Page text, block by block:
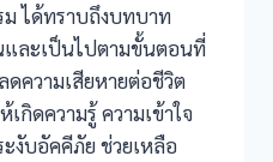
ม ได้ทราบถึงบทบาท
ละเป็นไปตามขั้นตอนที่
ความเสียหายต่อชีวิต
กิดความรู้ ความเข้าใจ
งับอัคคีภัย ช่วยเหลือ